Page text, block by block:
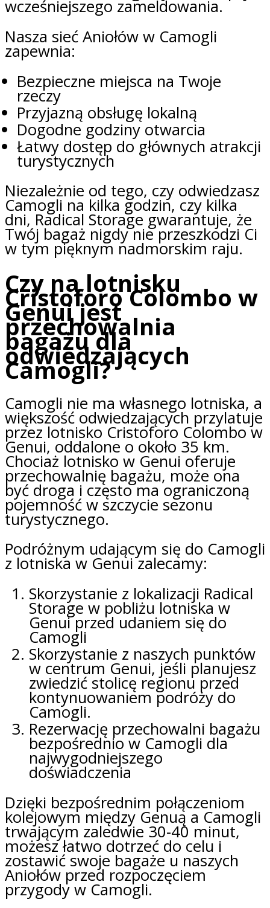
wcześniejszego zameldowania.
Nasza sieć Aniołów w Camogli
zapewnia:
Bezpieczne miejsca na Twoje
rzeczy
Przyjazną obsługę lokalną
Dogodne godziny otwarcia
Łatwy dostęp do głównych atrakcji
turystycznych
Niezależnie od tego, czy odwiedzasz
Camogli na kilka godzin, czy kilka
dni, Radical Storage gwarantuje, że
Twój bagaż nigdy nie przeszkodzi Ci
w tym pięknym nadmorskim raju.
Czy na lotnisku
Cristoforo Colombo w
Genui jest
przechowalnia
bagażu dla
odwiedzających
Camogli?
Camogli nie ma własnego lotniska, a
większość odwiedzających przylatuje
przez lotnisko Cristoforo Colombo w
Genui, oddalone o około 35 km.
Chociaż lotnisko w Genui oferuje
przechowalnię bagażu, może ona
być droga i często ma ograniczoną
pojemność w szczycie sezonu
turystycznego.
Podróżnym udającym się do Camogli
z lotniska w Genui zalecamy:
Skorzystanie z lokalizacji Radical
Storage w pobliżu lotniska w
Genui przed udaniem się do
Camogli
Skorzystanie z naszych punktów
w centrum Genui, jeśli planujesz
zwiedzić stolicę regionu przed
kontynuowaniem podróży do
Camogli.
Rezerwację przechowalni bagażu
bezpośrednio w Camogli dla
najwygodniejszego
doświadczenia
Dzięki bezpośrednim połączeniom
kolejowym między Genuą a Camogli
trwającym zaledwie 30-40 minut,
możesz łatwo dotrzeć do celu i
zostawić swoje bagaże u naszych
Aniołów przed rozpoczęciem
przygody w Camogli.